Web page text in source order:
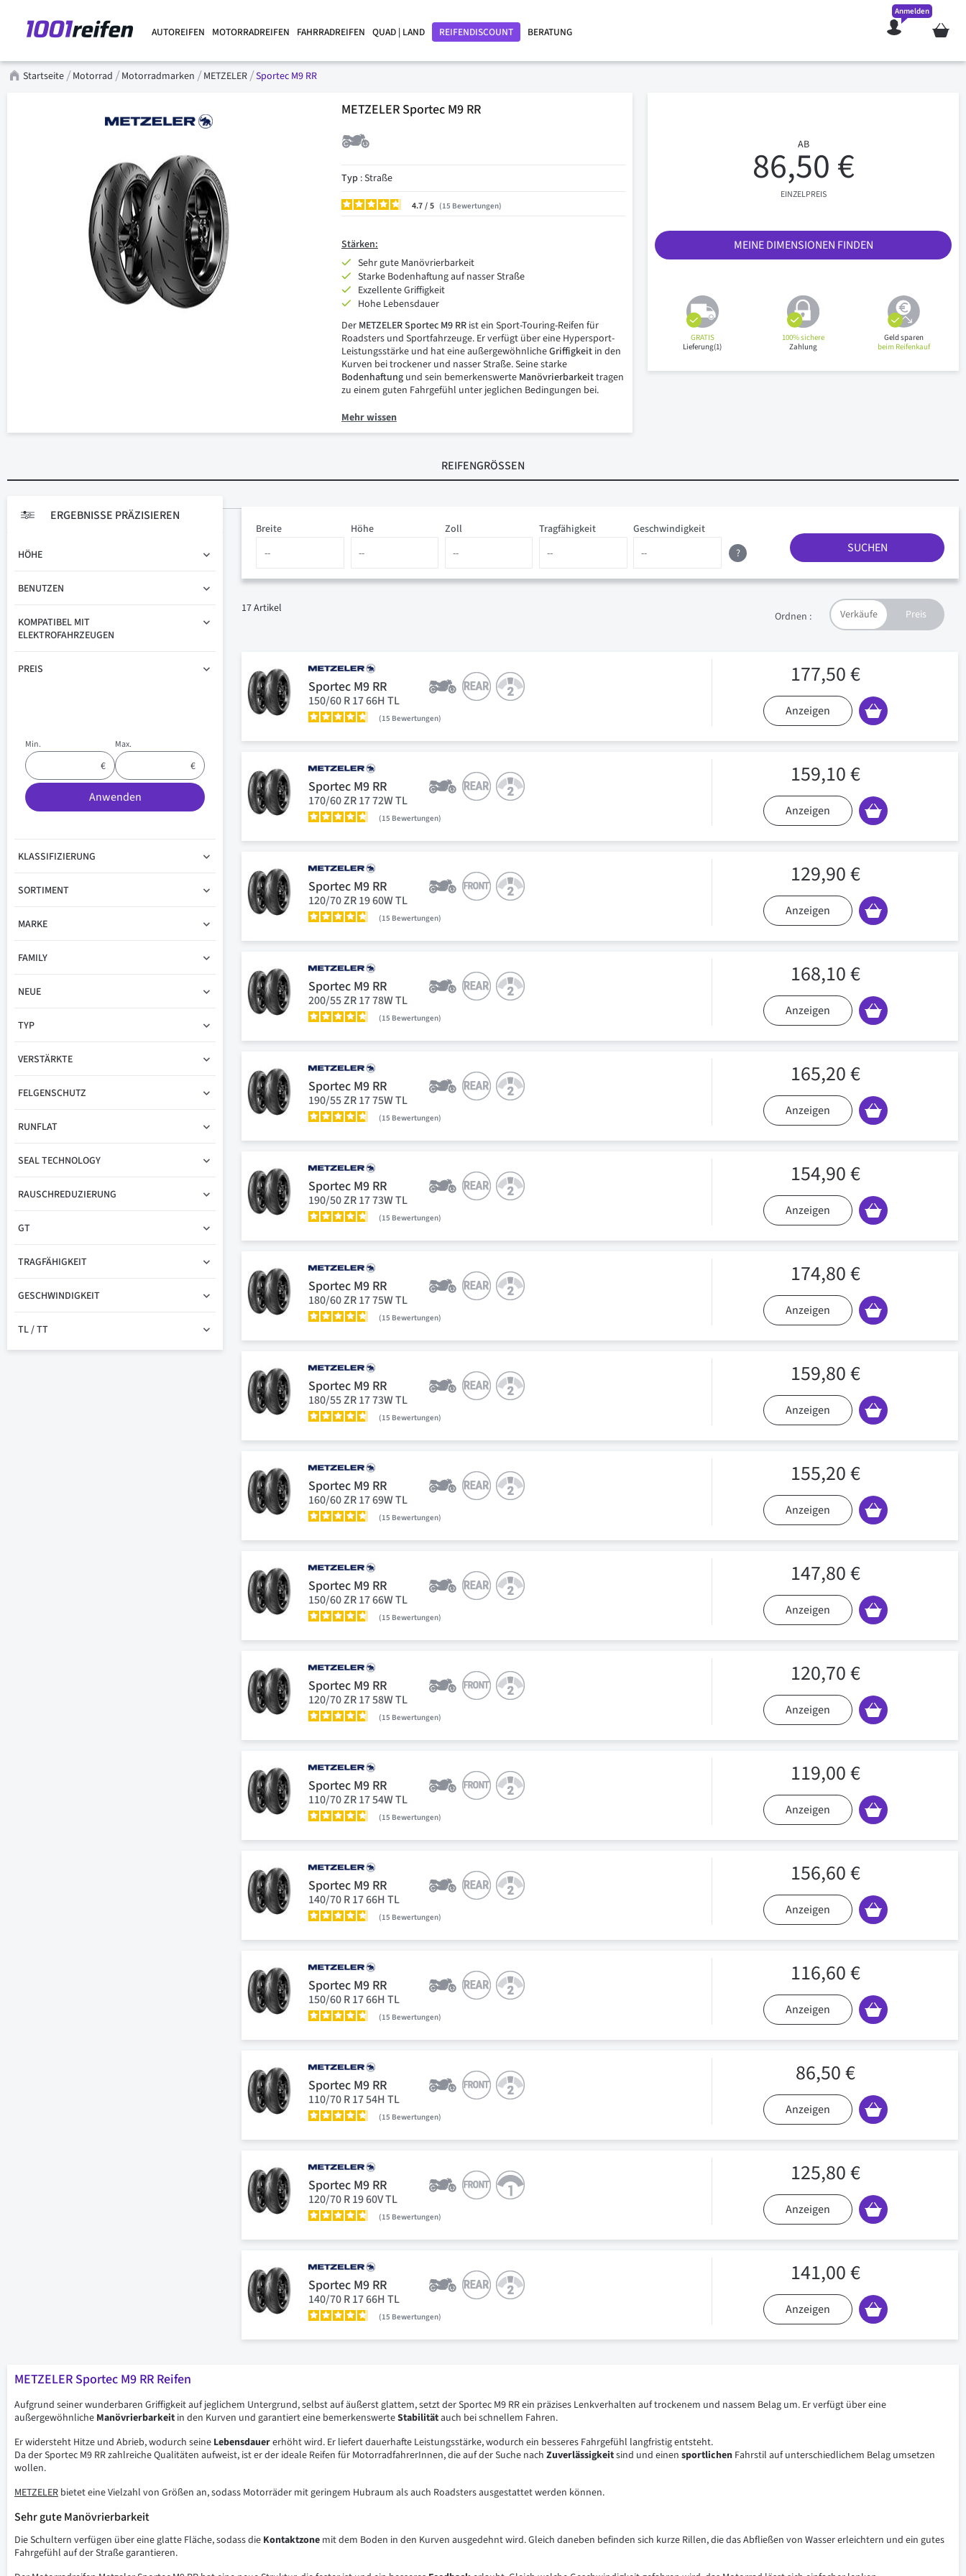
AUTOREIFEN MOTORRADREIFEN FAHRRADREIFEN QUAD | LAND REIFENDISCOUNT BERATUNG Mein
Anmelden
Startseite Motorrad Motorradmarken METZELER Sportec M9 RR
METZELER Sportec M9 RR
Typ: Straße
4.7/ 15 Bewertungen
Stärken:
Sehr gute Manövrierbarkeit
Starke Bodenhaftung auf nasser Straße
Exzellente Griffigkeit
Hohe Lebensdauer
Der METZELER Sportec M9 RRist ein Sport-Touring-Reifen für
Roadsters und Sportfahrzeuge. Er verfügt über eine Hypersport-
Leistungsstärke und hat eine außergewöhnlicheGriffigkeitin den
Kurven bei trockener und nasser Straße. Seine starke
Bodenhaftungund sein bemerkenswerte Manövrierbarkeittragen
zu einem guten Fahrgefühl unter jeglichen Bedingungen bei.
Mehr wissen
AB
86,50 €
EINZELPREIS
MEINE DIMENSIONEN FINDEN
GRATIS
Lieferung(1)
100% sichere
Zahlung
Geld sparen
beim Reifenkauf
REIFENGRÖSSEN
Zoll
Höhe Tragfähigkeit Geschwindigkeit
Breite
?
SUCHEN
17Artikel
Ordnen :
Sportec M9 RR
150/60 R 17 66H TL
15 Bewertungen
177,50 €
Anzeigen
Sportec M9 RR
170/60 ZR 17 72W TL
15 Bewertungen
159,10 €
Anzeigen
Sportec M9 RR
120/70 ZR 19 60W TL
15 Bewertungen
129,90 €
Anzeigen
Sportec M9 RR
200/55 ZR 17 78W TL
15 Bewertungen
168,10 €
Anzeigen
Sportec M9 RR
190/55 ZR 17 75W TL
15 Bewertungen
165,20 €
Anzeigen
Sportec M9 RR
190/50 ZR 17 73W TL
15 Bewertungen
154,90 €
Anzeigen
Sportec M9 RR
180/60 ZR 17 75W TL
15 Bewertungen
174,80 €
Anzeigen
Sportec M9 RR
180/55 ZR 17 73W TL
15 Bewertungen
159,80 €
Anzeigen
Sportec M9 RR
160/60 ZR 17 69W TL
15 Bewertungen
155,20 €
Anzeigen
Sportec M9 RR
150/60 ZR 17 66W TL
15 Bewertungen
147,80 €
Anzeigen
Sportec M9 RR
120/70 ZR 17 58W TL
15 Bewertungen
120,70 €
Anzeigen
Sportec M9 RR
110/70 ZR 17 54W TL
15 Bewertungen
119,00 €
Anzeigen
Sportec M9 RR
140/70 R 17 66H TL
15 Bewertungen
156,60 €
Anzeigen
Sportec M9 RR
150/60 R 17 66H TL
15 Bewertungen
116,60 €
Anzeigen
Sportec M9 RR
110/70 R 17 54H TL
15 Bewertungen
86,50 €
Anzeigen
Sportec M9 RR
120/70 R 19 60V TL
15 Bewertungen
125,80 €
Anzeigen
Sportec M9 RR
140/70 R 17 66H TL
15 Bewertungen
141,00 €
Anzeigen
ERGEBNISSE PRÄZISIEREN
HÖHE
BENUTZEN
KOMPATIBEL MIT
ELEKTROFAHRZEUGEN
PREIS
Min. Max.
Anwenden
KLASSIFIZIERUNG
SORTIMENT
MARKE
FAMILY
NEUE
TYP
VERSTÄRKTE
FELGENSCHUTZ
RUNFLAT
SEAL TECHNOLOGY
RAUSCHREDUZIERUNG
GT
TRAGFÄHIGKEIT
GESCHWINDIGKEIT
TL / TT
METZELER Sportec M9 RR Reifen
Aufgrund seiner wunderbaren Griffigkeit auf jeglichem Untergrund, selbst auf äußerst glattem, setzt der Sportec M9 RR ein präzises Lenkverhalten auf trockenem und nassem Belag um. Er verfügt über eine
außergewöhnliche Manövrierbarkeit in den Kurven und garantiert eine bemerkenswerteStabilitätauch bei schnellem Fahren.
Er widersteht Hitze und Abrieb, wodurch seine Lebensdauererhöht wird. Er liefert dauerhafte Leistungsstärke, wodurch ein besseres Fahrgefühl langfristig entsteht.
Da der Sportec M9 RR zahlreiche Qualitäten aufweist, ist er der ideale Reifen für MotorradfahrerInnen, die auf der Suche nach Zuverlässigkeitsind und einen sportlichen Fahrstil auf unterschiedlichem Belag umsetzen
wollen.
METZELER bietet eine Vielzahl von Größen an, sodass Motorräder mit geringem Hubraum als auch Roadsters ausgestattet werden können.
Sehr gute Manövrierbarkeit
Die Schultern verfügen über eine glatte Fläche, sodass die Kontaktzone mit dem Boden in den Kurven ausgedehnt wird. Gleich daneben befinden sich kurze Rillen, die das Abfließen von Wasser erleichtern und ein gutes
Fahrgefühl auf der Straße garantieren.